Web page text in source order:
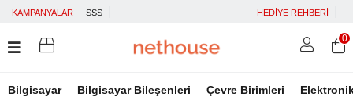
KAMPANYALAR SSS HEDİYE REHBERİ
Bilgisayar Bilgisayar Bileşenleri Çevre Birimleri
0